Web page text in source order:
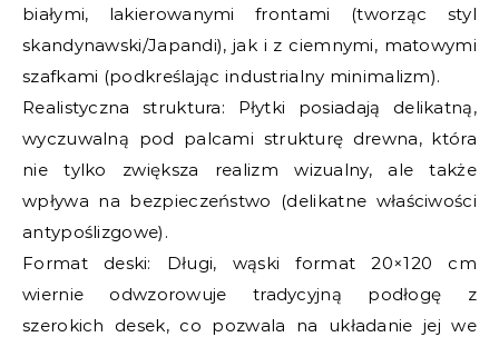
białymi, lakierowanymi frontami (tworząc styl
skandynawski/Japandi), jak i z ciemnymi, matowymi
szafkami (podkreślając industrialny minimalizm).
Realistyczna struktura: Płytki posiadają delikatną,
wyczuwalną pod palcami strukturę drewna, która
nie tylko zwiększa realizm wizualny, ale także
wpływa na bezpieczeństwo (delikatne właściwości
antypoślizgowe).
Format deski: Długi, wąski format 20×120 cm
wiernie odwzorowuje tradycyjną podłogę z
szerokich desek, co pozwala na układanie jej we